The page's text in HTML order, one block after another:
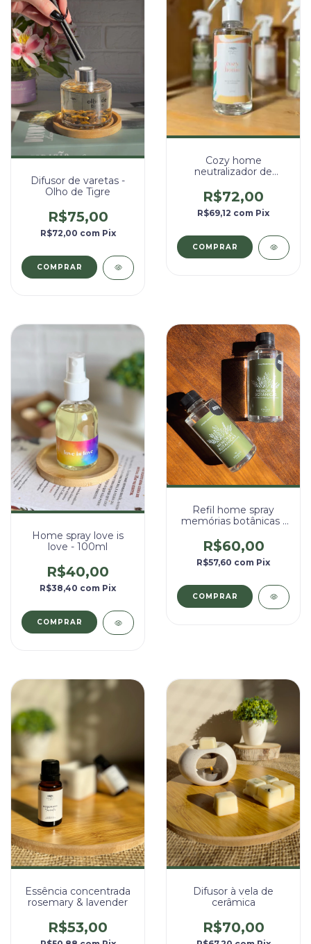
Difusor de varetas -
Olho de Tigre
R$75,00
R$72,00 com Pix
Cozy home
neutralizador de
R$72,00
R$69,12 com Pix
Home spray love is
love - 100ml
R$40,00
R$38,40 com Pix
Refil home spray
memórias botânicas -
R$60,00
R$57,60 com Pix
Essência concentrada
rosemary & lavender
R$53,00
Difusor à vela de
cerâmica
R$70,00